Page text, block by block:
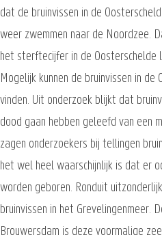
dat de bruinvissen in de
weer zwemmen naar de Noordzee.
het sterftecijfer in de Oosterschelde
Mogelijk kunnen de bruinvissen in
vinden. Uit onderzoek blijkt dat
dood gaan hebben geleefd van een
zagen onderzoekers bij tellingen
het wel heel waarschijnlijk is dat er
worden geboren. Ronduit
bruinvissen in het Grevelingenmeer.
Brouwersdam is deze voormalige